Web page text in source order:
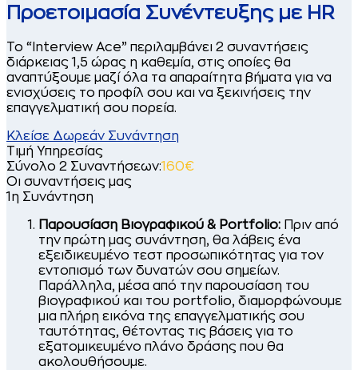
Προετοιμασία Συνέντευξης με HR
Το “Interview Ace” περιλαμβάνει 2 συναντήσεις
διάρκειας 1,5 ώρας η καθεμία, στις οποίες θα
αναπτύξουμε μαζί όλα τα απαραίτητα βήματα για να
ενισχύσεις το προφίλ σου και να ξεκινήσεις την
επαγγελματική σου πορεία.
Κλείσε Δωρεάν Συνάντηση
Τιμή Υπηρεσίας
Σύνολο 2 Συναντήσεων:160€
Οι συναντήσεις μας
1η Συνάντηση
Παρουσίαση Βιογραφικού & Portfolio: Πριν από
την πρώτη μας συνάντηση, θα λάβεις ένα
εξειδικευμένο τεστ προσωπικότητας για τον
εντοπισμό των δυνατών σου σημείων.
Παράλληλα, μέσα από την παρουσίαση του
βιογραφικού και του portfolio, διαμορφώνουμε
μια πλήρη εικόνα της επαγγελματικής σου
ταυτότητας, θέτοντας τις βάσεις για το
εξατομικευμένο πλάνο δράσης που θα
ακολουθήσουμε.